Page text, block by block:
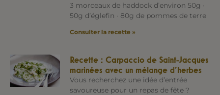
3 morceaux de haddock d’environ 50g ·
50g d’églefin · 80g de pommes de terre
Consulter la recette »
Recette : Carpaccio de Saint-Jacques
marinées avec un mélange d’herbes
Vous recherchez une idée d’entrée
savoureuse pour un repas de fête ?